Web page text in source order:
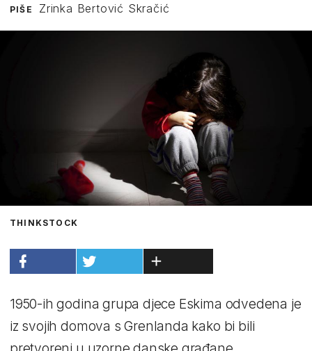
PIŠE Zrinka Bertović Skračić
THINKSTOCK
1950-ih godina grupa djece Eskima odvedena je
iz svojih domova s Grenlanda kako bi bili